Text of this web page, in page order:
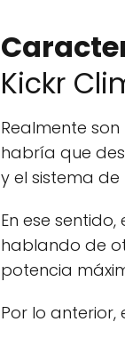
Kickr
Realmente
habría que
y el sistema
En ese
hablando de
potencia
Por lo anterior,